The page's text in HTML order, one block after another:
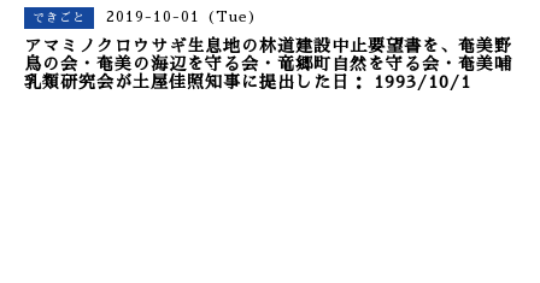
できごと 2019-10-01 (Tue)
アマミノクロウサギ生息地の林道建設中止要望書を、奄美野
鳥の会・奄美の海辺を守る会・竜郷町自然を守る会・奄美哺
乳類研究会が土屋佳照知事に提出した日： 1993/10/1